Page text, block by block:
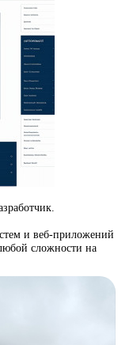
и веб-приложений
сложности на